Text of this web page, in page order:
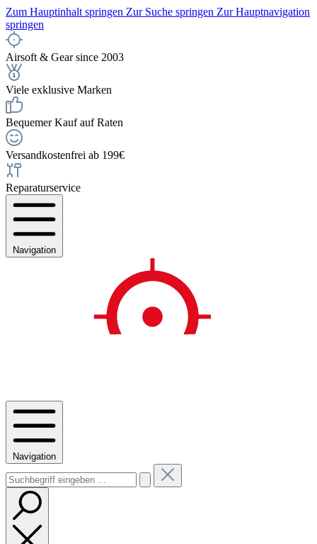
Zum Hauptinhalt springen Zur Suche springen Zur Hauptnavigation
springen
Airsoft & Gear since 2003
Viele exklusive Marken
Bequemer Kauf auf Raten
Versandkostenfrei ab 199€
Reparaturservice
Navigation
Navigation